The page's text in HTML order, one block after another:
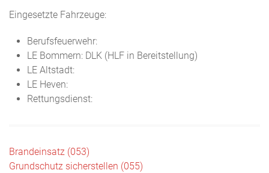
Eingesetzte Fahrzeuge:
Berufsfeuerwehr:
LE Bommern: DLK (HLF in Bereitstellung)
LE Altstadt:
LE Heven:
Rettungsdienst:
Beitragsnavigation
Brandeinsatz (053)
Grundschutz sicherstellen (055)